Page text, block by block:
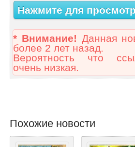
Нажмите для
* Внимание! Данная
более 2 лет назад.
Вероятность что
очень низкая.
Похожие новости